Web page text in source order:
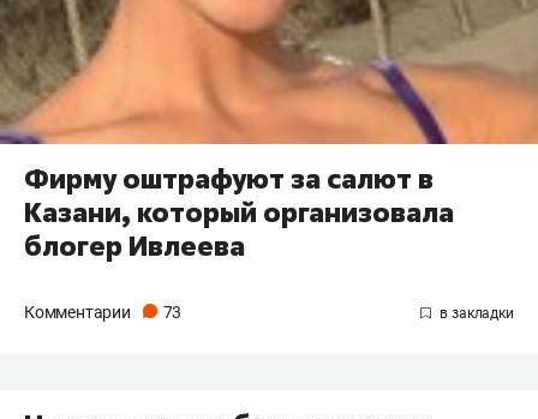
Фирму оштрафуют за салют в
Казани, который организовала
блогер Ивлеева
Комментарии 73